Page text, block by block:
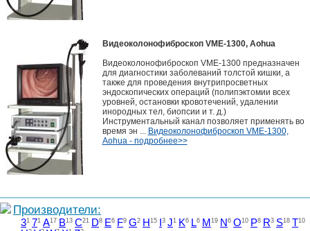
Видеоколонофиброскоп VME-1300, Aohua
Видеоколонофиброскоп VME-1300 предназначен
для диагностики заболеваний толстой кишки, а
также для проведения внутрипросветных
эндоскопических операций (полипэктомии всех
уровней, остановки кровотечений, удалении
инородных тел, биопсии и т. д.)
Инструментальный канал позволяет применять во
время эн ... Видеоколонофиброскоп VME-1300,
Aohua - подробнее>>
Производители:
31 71 A17 B13 C21 D8 E6 F9 G2 H 15 3 J1 K6 L6 M 19 N 6 O10 P8 R3 S18 T10